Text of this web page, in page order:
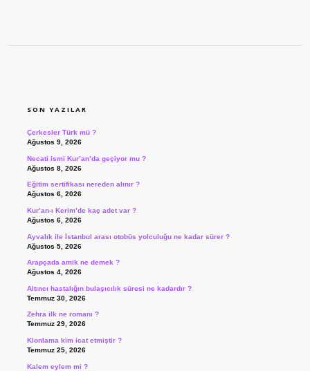
SON YAZILAR
Çerkesler Türk mü ?
Ağustos 9, 2026
Necati ismi Kur’an’da geçiyor mu ?
Ağustos 8, 2026
Eğitim sertifikası nereden alınır ?
Ağustos 6, 2026
Kur’an-ı Kerim’de kaç adet var ?
Ağustos 6, 2026
Ayvalık ile İstanbul arası otobüs yolculuğu ne kadar sürer ?
Ağustos 5, 2026
Arapçada amik ne demek ?
Ağustos 4, 2026
Altıncı hastalığın bulaşıcılık süresi ne kadardır ?
Temmuz 30, 2026
Zehra ilk ne romanı ?
Temmuz 29, 2026
Klonlama kim icat etmiştir ?
Temmuz 25, 2026
Kalem eylem mi ?